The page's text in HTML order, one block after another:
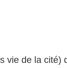
vie de la cité)